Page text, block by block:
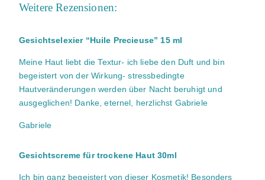
Weitere Rezensionen:
Gesichtselexier “Huile Precieuse” 15 ml
Meine Haut liebt die Textur- ich liebe den Duft und bin
begeistert von der Wirkung- stressbedingte
Hautveränderungen werden über Nacht beruhigt und
ausgeglichen! Danke, eternel, herzlichst Gabriele
Gabriele
Gesichtscreme für trockene Haut 30ml
Ich bin ganz begeistert von dieser Kosmetik! Besonders